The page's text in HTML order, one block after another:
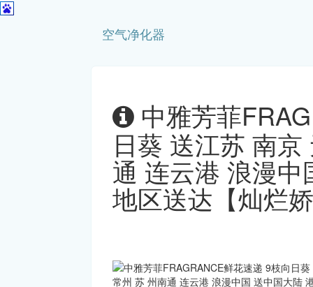
空气净化器
中雅芳菲
日葵 送江苏 南
通 连云港 浪漫
地区送达【灿烂